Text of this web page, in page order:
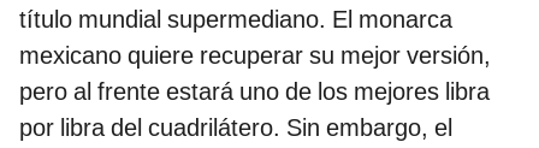
título mundial supermediano. El monarca
mexicano quiere recuperar su mejor versión,
pero al frente estará uno de los mejores libra
por libra del cuadrilátero. Sin embargo, el